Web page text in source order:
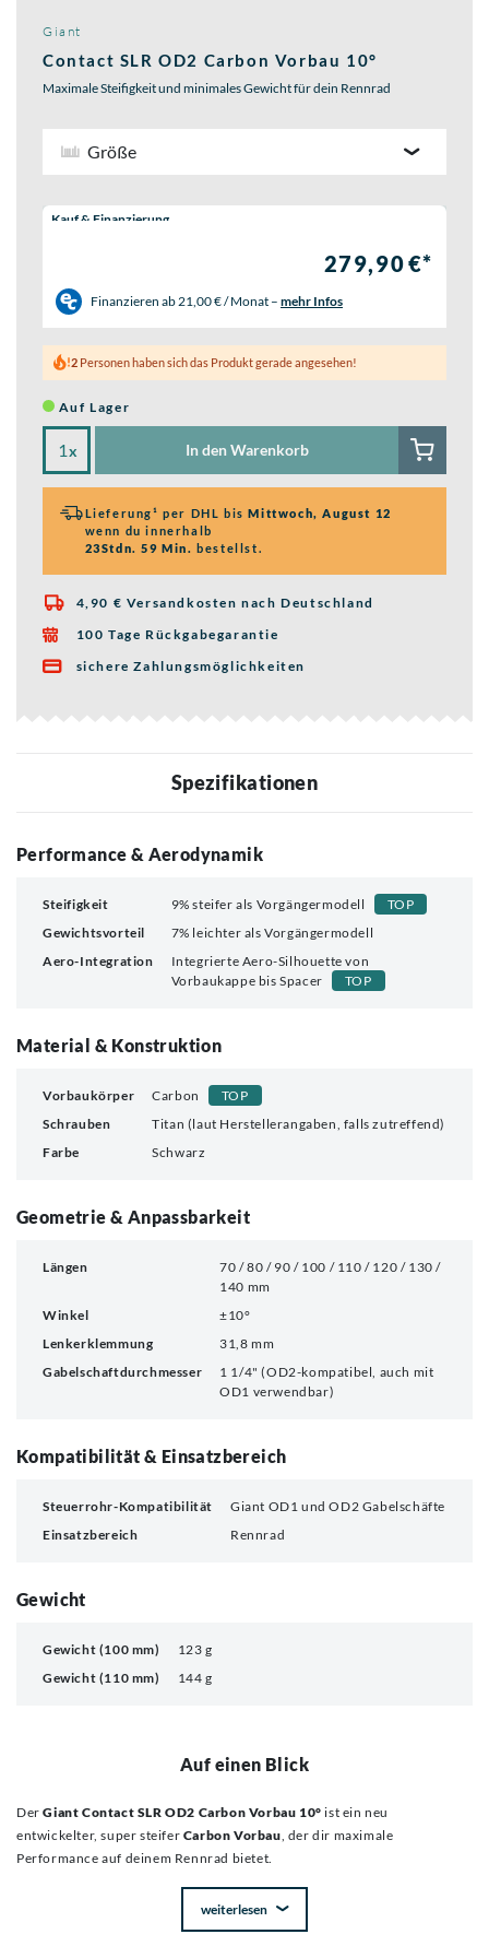
Giant
Contact SLR OD2 Carbon Vorbau 10°
Maximale Steifigkeit und minimales Gewicht für dein Rennrad
Größe
Wähle eine Preisoption:
Kauf & Finanzierung
279,90 €*
Finanzieren ab 21,00 € / Monat – mehr Infos
2 Personen haben sich das Produkt gerade angesehen!
Auf Lager
x In den Warenkorb
Lieferung¹ per DHL bisMittwoch, August 12
wenn du innerhalb
23Stdn. 59 Min. bestellst.
 4,90 € Versandkosten nach Deutschland
 100 Tage Rückgabegarantie
 sichere Zahlungsmöglichkeiten
Spezifikationen
Performance & Aerodynamik
Steifigkeit 9% steifer als Vorgängermodell
TOP
Gewichtsvorteil
7% leichter als Vorgängermodell
Aero-Integration
Integrierte Aero-Silhouette von
Vorbaukappe bis Spacer
TOP
Material & Konstruktion
Vorbaukörper Carbon
TOP
Schrauben
Titan (laut Herstellerangaben, falls zutreffend)
Farbe
Schwarz
Geometrie & Anpassbarkeit
Längen
70 / 80 / 90 / 100 / 110 / 120 / 130 /
140 mm
Winkel
±10°
Lenkerklemmung
31,8 mm
Gabelschaftdurchmesser
1 1/4" (OD2-kompatibel, auch mit
OD1 verwendbar)
Kompatibilität & Einsatzbereich
Steuerrohr-Kompatibilität
Giant OD1 und OD2 Gabelschäfte
Einsatzbereich
Rennrad
Gewicht
Gewicht (100 mm)
123 g
Gewicht (110 mm)
144 g
Auf einen Blick
DerGiant Contact SLR OD2 Carbon Vorbau 10° ist ein neu
entwickelter, super steifer Carbon Vorbau , der dir maximale
Performance auf deinem Rennrad bietet.
weiterlesen